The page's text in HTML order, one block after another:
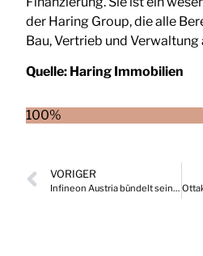
der Haring Group, die alle
Bau, Vertrieb und
Quelle: Haring Immobilien
100%
VORIGER
Infineon Austria bündelt seine Forschungs- und Entwicklungszentren unter einer Leitung